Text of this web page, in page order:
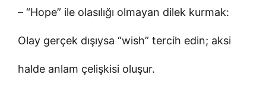
– “Hope” ile olasılığı olmayan dilek kurmak:
Olay gerçek dışıysa “wish” tercih edin; aksi
halde anlam çelişkisi oluşur.